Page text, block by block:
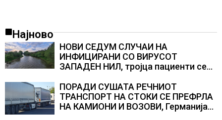
Најново
НОВИ СЕДУМ СЛУЧАИ НА
ИНФИЦИРАНИ СО ВИРУСОТ
ЗАПАДЕН НИЛ, тројца пациенти се
ПОРАДИ СУШАТА РЕЧНИОТ
ТРАНСПОРТ НА СТОКИ СЕ ПРЕФРЛА
НА КАМИОНИ И ВОЗОВИ, Германија